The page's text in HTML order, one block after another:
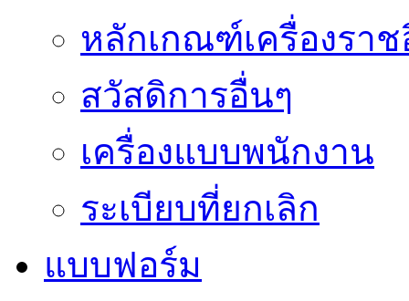
หลักเกณฑ์เครื่องรา
สวัสดิการอื่นๆ
เครื่องแบบพนักงาน
ระเบียบที่ยกเลิก
แบบฟอร์ม